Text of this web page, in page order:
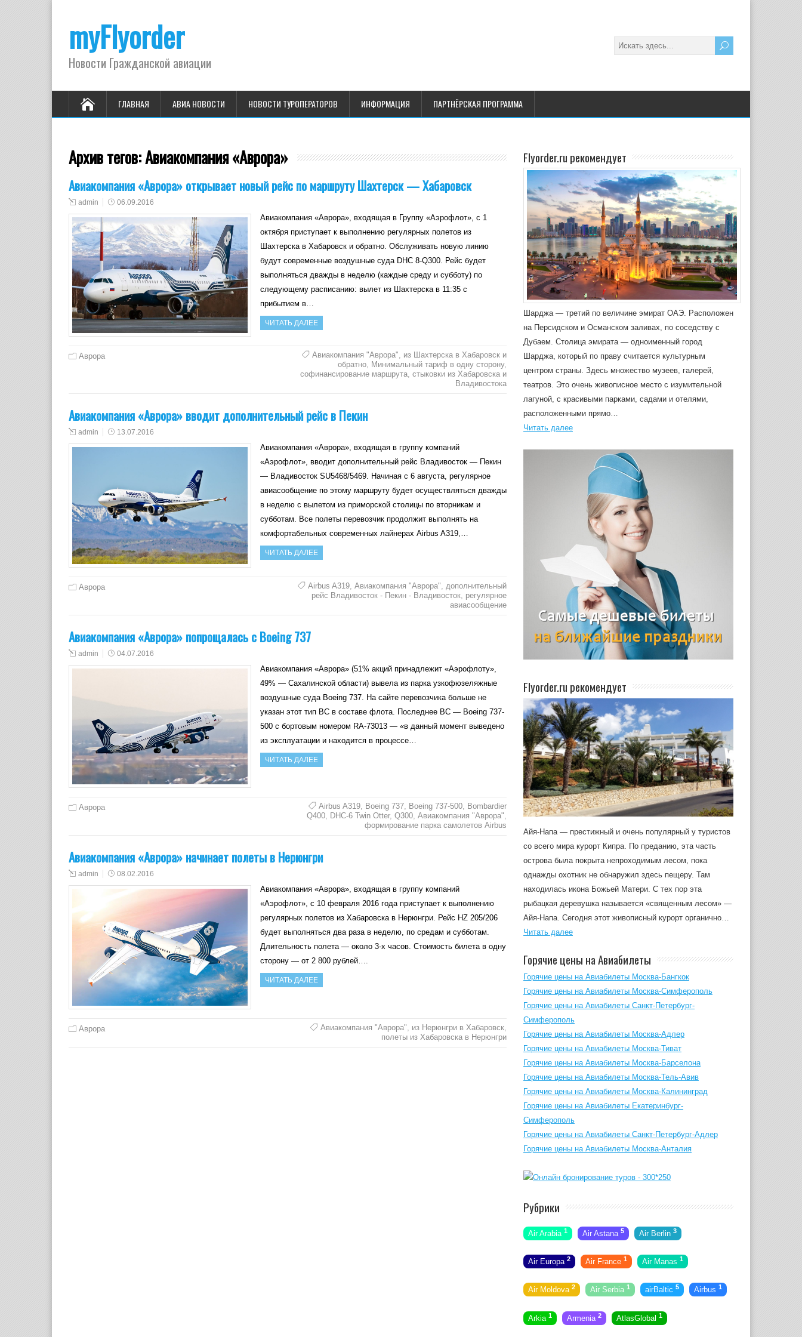
myFlyorder
Новости Гражданской авиации
ГЛАВНАЯ АВИА НОВОСТИ НОВОСТИ ТУРОПЕРАТОРОВ ИНФОРМАЦИЯ ПАРТНЁРСКАЯ ПРОГРАММА
Архив тегов:Авиакомпания «Аврора»
Авиакомпания «Аврора» открывает новый рейс по маршруту Шахтерск — Хабаровск
admin 06.09.2016
Авиакомпания «Аврора», входящая в Группу «Аэрофлот», с 1
октября приступает к выполнению регулярных полетов из
Шахтерска в Хабаровск и обратно. Обслуживать новую линию
будут современные воздушные суда DHC 8-Q300. Рейс будет
выполняться дважды в неделю (каждые среду и субботу) по
следующему расписанию: вылет из Шахтерска в 11:35 с
прибытием в…
ЧИТАТЬ ДАЛЕЕ
Аврора Авиакомпания "Аврора"
из Шахтерска в Хабаровск и
обратно, Минимальный тариф в одну сторону,
софинансирование маршрута, стыковки из Хабаровска и
Владивостока
Авиакомпания «Аврора» вводит дополнительный рейс в Пекин
admin 13.07.2016
Авиакомпания «Аврора», входящая в группу компаний
«Аэрофлот», вводит дополнительный рейс Владивосток — Пекин
— Владивосток SU5468/5469. Начиная с 6 августа, регулярное
авиасообщение по этому маршруту будет осуществляться дважды
в неделю с вылетом из приморской столицы по вторникам и
субботам. Все полеты перевозчик продолжит выполнять на
комфортабельных современных лайнерах Airbus A319,…
ЧИТАТЬ ДАЛЕЕ
Аврора Airbus A319, Авиакомпания "Аврора"
дополнительный
рейс Владивосток - Пекин - Владивосток, регулярное
авиасообщение
Авиакомпания «Аврора» попрощалась с Boeing 737
admin 04.07.2016
Авиакомпания «Аврора» (51% акций принадлежит «Аэрофлоту»,
49% — Сахалинской области) вывела из парка узкофюзеляжные
воздушные суда Boeing 737. На сайте перевозчика больше не
указан этот тип ВС в составе флота. Последнее ВС — Boeing 737-
500 с бортовым номером RA-73013 — «в данный момент выведено
из эксплуатации и находится в процессе…
ЧИТАТЬ ДАЛЕЕ
Аврора Airbus A319, Boeing 737, Boeing 737-500,
Bombardier
Q400, DHC-6 Twin Otter, Q300, Авиакомпания "Аврора"
формирование парка cамолетов Airbus
Авиакомпания «Аврора» начинает полеты в Нерюнгри
admin 08.02.2016
Авиакомпания «Аврора», входящая в группу компаний
«Аэрофлот», с 10 февраля 2016 года приступает к выполнению
регулярных полетов из Хабаровска в Нерюнгри. Рейс HZ 205/206
будет выполняться два раза в неделю, по средам и субботам.
Длительность полета — около 3-х часов. Стоимость билета в одну
сторону — от 2 800 рублей….
ЧИТАТЬ ДАЛЕЕ
Аврора Авиакомпания "Аврора" из Нерюнгри в Хабаровск,
полеты из Хабаровска в Нерюнгри
Flyorder.ru рекомендует
Шарджа — третий по величине эмират ОАЭ. Расположен
на Персидском и Османском заливах, по соседству с
Дубаем. Столица эмирата — одноименный город
Шарджа, который по праву считается культурным
центром страны. Здесь множество музеев, галерей,
театров. Это очень живописное место с изумительной
лагуной, с красивыми парками, садами и отелями,
расположенными прямо…
Читать далее
Flyorder.ru рекомендует
Айя-Напа — престижный и очень популярный у туристов
со всего мира курорт Кипра. По преданию, эта часть
острова была покрыта непроходимым лесом, пока
однажды охотник не обнаружил здесь пещеру. Там
находилась икона Божьей Матери. С тех пор эта
рыбацкая деревушка называется «священным лесом» —
Айя-Напа. Сегодня этот живописный курорт органично…
Читать далее
Горячие цены на Авиабилеты
Горячие цены на Авиабилеты Москва-Бангкок
Горячие цены на Авиабилеты Москва-Симферополь
Горячие цены на Авиабилеты Санкт-Петербург-
Симферополь
Горячие цены на Авиабилеты Москва-Адлер
Горячие цены на Авиабилеты Москва-Тиват
Горячие цены на Авиабилеты Москва-Барселона
Горячие цены на Авиабилеты Москва-Тель-Авив
Горячие цены на Авиабилеты Москва-Калининград
Горячие цены на Авиабилеты Екатеринбург-
Симферополь
Горячие цены на Авиабилеты Санкт-Петербург-Адлер
Горячие цены на Авиабилеты Москва-Анталия
Рубрики
Air Arabia 1 Air Astana 5 Air Berlin 3
Air Europa 2 Air France 1 Air Manas 1
Air Moldova 2 Air Serbia 1 airBaltic 5 Airbus 1
Arkia 1 Armenia 2 AtlasGlobal 1